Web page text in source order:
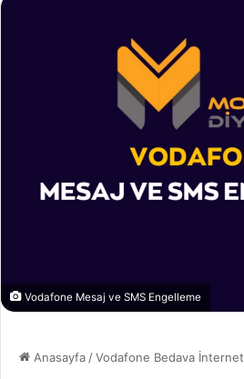
Vodafone Mesaj ve SMS Engelleme
Anasayfa/Vodafone Bedava İnternet